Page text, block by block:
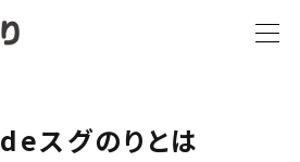
スグのりとは